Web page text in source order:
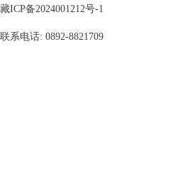
藏ICP备2024001212号-1
联系电话: 0892-8821709